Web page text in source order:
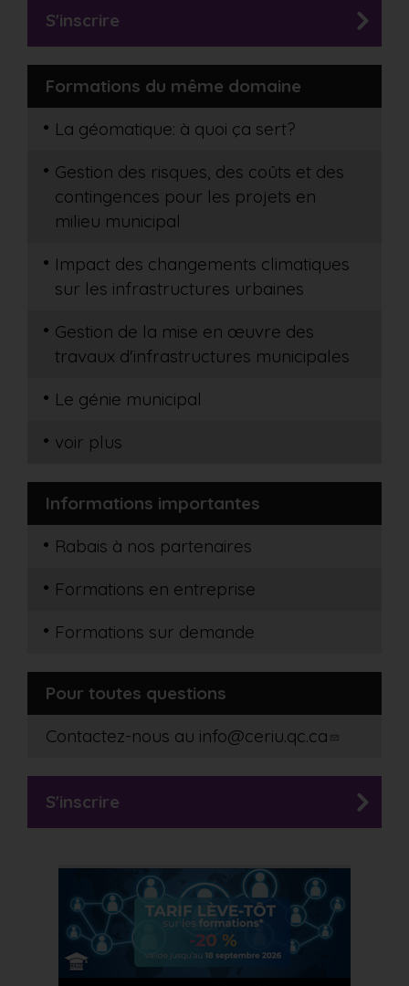
S'inscrire
Formations du même domaine
La géomatique: à quoi ça sert?
Gestion des risques, des coûts et des
contingences pour les projets en
milieu municipal
Impact des changements climatiques
sur les infrastructures urbaines
Gestion de la mise en œuvre des
travaux d'infrastructures municipales
Le génie municipal
voir plus
Informations importantes
Rabais à nos partenaires
Formations en entreprise
Formations sur demande
Pour toutes questions
Contactez-nous au info@ceriu.qc.ca
S'inscrire